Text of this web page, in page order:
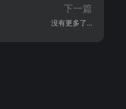
下一篇
没有更多了...